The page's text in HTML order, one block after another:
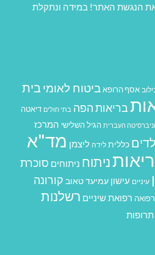
הנגשת האתר! במידה ונתקלת
אסף הרופא ביטוח לאומיבית
בריאות הפה בתי חולים דיאטה
העברית הגיל השלישי המרכז
כללית לידה ליצמן מד"א
ניתוח ניתוחים סוכרת
עיניים עישון עמיעד טאוב קורונה
רפואה רפואת שיניים רשלנות
תרופות